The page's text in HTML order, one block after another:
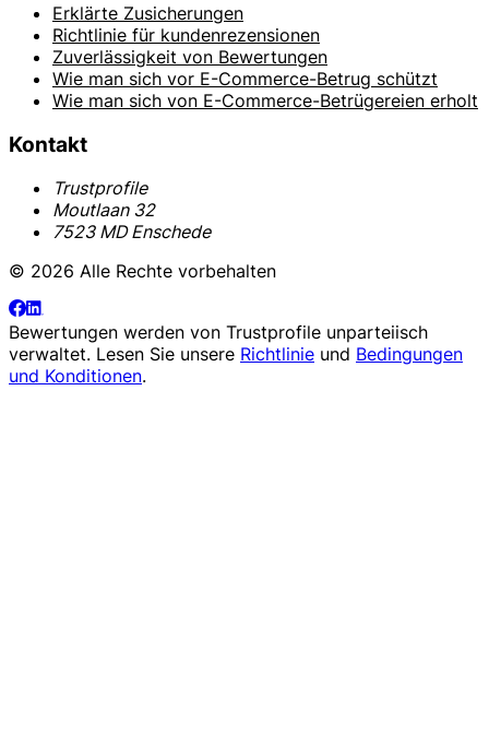
Erklärte Zusicherungen
Richtlinie für kundenrezensionen
Zuverlässigkeit von Bewertungen
Wie man sich vor E-Commerce-Betrug schützt
Wie man sich von E-Commerce-Betrügereien erholt
Kontakt
Trustprofile
Moutlaan 32
7523 MD Enschede
© 2026 Alle Rechte vorbehalten
Bewertungen werden von Trustprofile unparteiisch
verwaltet. Lesen Sie unsere Richtlinie und Bedingungen
und Konditionen.